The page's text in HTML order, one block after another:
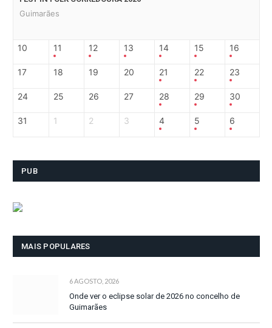
Guimarães
10 11 12 13 14 15 16
17 18 19 20 21 22 23
24 25 26 27 28 29 30
31 1 2 3 4 5 6
PUB
MAIS POPULARES
6 AGOSTO, 2026
Onde ver o eclipse solar de 2026 no concelho de
Guimarães